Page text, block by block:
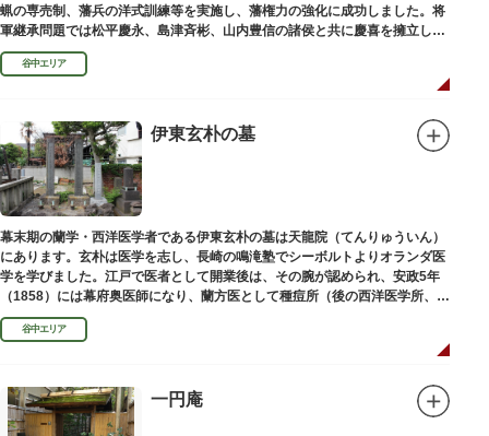
蝋の専売制、藩兵の洋式訓練等を実施し、藩権力の強化に成功しました。将
軍継承問題では松平慶永、島津斉彬、山内豊信の諸侯と共に慶喜を擁立し
（幕末の四賢候といわれます）幕政改革を志す一橋派の有力メンバーとなっ
て活躍しました。
谷中エリア
伊東玄朴の墓
幕末期の蘭学・西洋医学者である伊東玄朴の墓は天龍院（てんりゅういん）
にあります。玄朴は医学を志し、長崎の鳴滝塾でシーボルトよりオランダ医
学を学びました。江戸で医者として開業後は、その腕が認められ、安政5年
（1858）には幕府奥医師になり、蘭方医として種痘所（後の西洋医学所、現
東京大学医学部）の開設などに尽力し、明治4年（1871）72歳で没しまし
た。谷中エリア
一円庵